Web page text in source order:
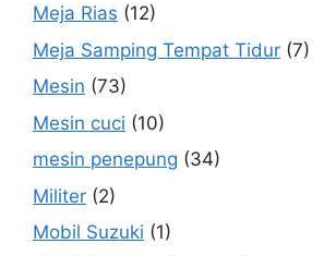
Meja Rias (12)
Meja Samping Tempat Tidur (7)
Mesin (73)
Mesin cuci (10)
mesin penepung (34)
Militer (2)
Mobil Suzuki (1)